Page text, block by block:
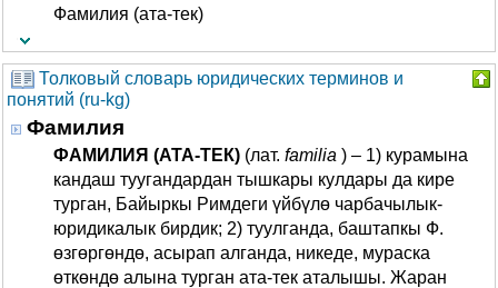
Фамилия (ата-тек)
Толковый словарь юридических терминов и
понятий (ru-kg)
Фамилия
ФАМИЛИЯ (АТА-ТЕК) (лат. familia ) – 1) курамына
кандаш туугандардан тышкары кулдары да кире
турган, Байыркы Римдеги үйбүлө чарбачылык-
юридикалык бирдик; 2) туулганда, баштапкы Ф.
өзгөргөндө, асырап алганда, никеде, мураска
өткөндө алына турган ата-тек аталышы. Жаран